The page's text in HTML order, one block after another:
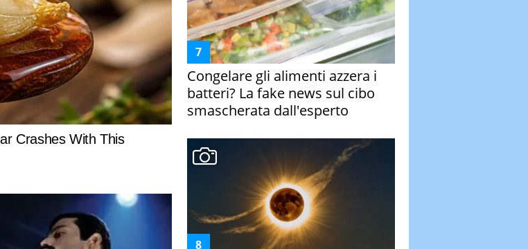
Congelare gli alimenti azzera i
batteri? La fake news sul cibo
smascherata dall'esperto